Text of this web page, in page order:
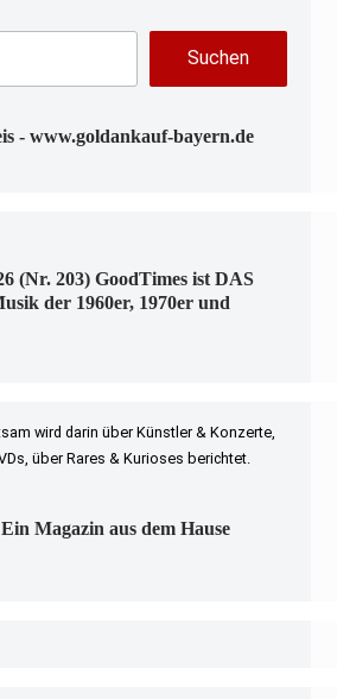
Suchen
- www.goldankauf-bayern.de
(Nr. 203) GoodTimes ist DAS
der 1960er, 1970er und
wird darin über Künstler & Konzerte,
über Rares & Kurioses berichtet.
Magazin aus dem Hause